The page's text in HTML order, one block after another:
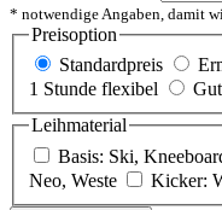
* notwendige Angaben, damit
Preisoption
Standardpreis
1 Stunde flexibel
Leihmaterial
Basis: Ski,
Neo, Weste
Kicker: